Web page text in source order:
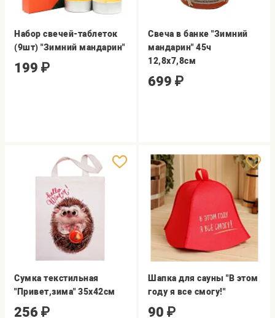
Набор свечей-таблеток
(9шт) "Зимний мандарин"
199 ₽
Свеча в банке "Зимний
мандарин" 45ч
12,8х7,8см
699 ₽
Сумка текстильная
"Привет,зима" 35х42см
256 ₽
Шапка для сауны "В этом
году я все смогу!"
90 ₽